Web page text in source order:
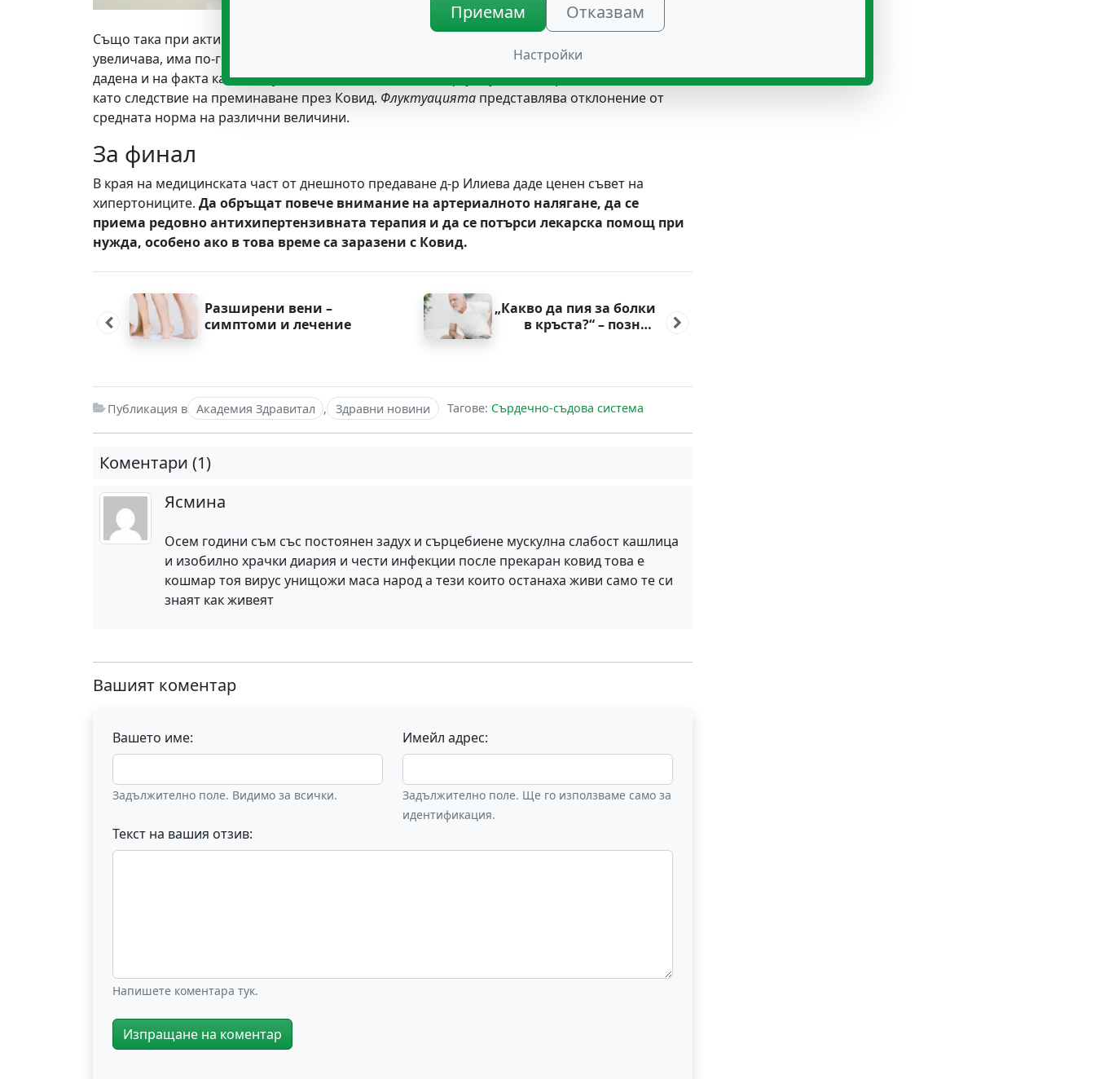
Също така при активно спортуващи хора, които повече натоварват сърцето и масата му се
увеличава, има по-голям риск от подобен тип сърдечни болести. Категорична оценка бе
дадена и на факта как има чувствително повишаване ифлуктуацияна кръвното налягане,
като следствие на преминаване през Ковид. Флуктуацията представлява отклонение от
средната норма на различни величини.
За финал
В края на медицинската част от днешното предаване д-р Илиева даде ценен съвет на
хипертониците. Да обръщат повече внимание на артериалното налягане, да се
приема редовно антихипертензивната терапия и да се потърси лекарска помощ при
нужда, особено ако в това време са заразени с Ковид.
Post
navigationРазширени вени –
симптоми и лечение
„Какво да пия за болки
в кръста?“ – познат
Публикация в Академия Здравитал , Здравни новини Тагове: Сърдечно-съдова система
Коментари (1)
Ясмина
Осем години съм със постоянен задух и сърцебиене мускулна слабост кашлица
и изобилно храчки диария и чести инфекции после прекаран ковид това е
кошмар тоя вирус унищожи маса народ а тези които останаха живи само те си
знаят как живеят
Вашият коментар
Вашето име:
Задължително поле. Видимо за всички.
Имейл адрес:
Задължително поле. Ще го използваме само за
идентификация.
Текст на вашия отзив:
Напишете коментара тук.
Изпращане на коментар
Приемам Отказвам
Настройки